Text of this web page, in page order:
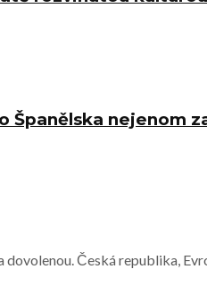
Španělska nejenom
Česká republika,